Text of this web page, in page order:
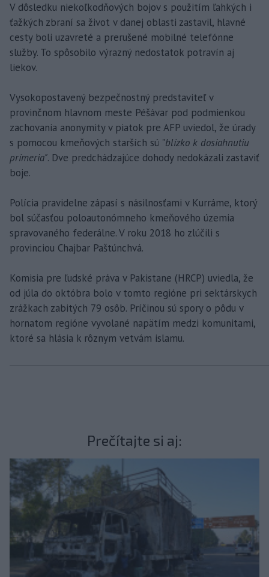
V dôsledku niekoľkodňových bojov s použitím ľahkých i
ťažkých zbraní sa život v danej oblasti zastavil, hlavné
cesty boli uzavreté a prerušené mobilné telefónne
služby. To spôsobilo výrazný nedostatok potravín aj
liekov.
Vysokopostavený bezpečnostný predstaviteľ v
provinčnom hlavnom meste Péšávar pod podmienkou
zachovania anonymity v piatok pre AFP uviedol, že úrady
s pomocou kmeňových starších sú "blízko k dosiahnutiu
prímeria". Dve predchádzajúce dohody nedokázali zastaviť
boje.
Polícia pravidelne zápasí s násilnosťami v Kurráme, ktorý
bol súčasťou poloautonómneho kmeňového územia
spravovaného federálne. V roku 2018 ho zlúčili s
provinciou Chajbar Paštúnchvá.
Komisia pre ľudské práva v Pakistane (HRCP) uviedla, že
od júla do októbra bolo v tomto regióne pri sektárskych
zrážkach zabitých 79 osôb. Príčinou sú spory o pôdu v
hornatom regióne vyvolané napätím medzi komunitami,
ktoré sa hlásia k rôznym vetvám islamu.
Prečítajte si aj: